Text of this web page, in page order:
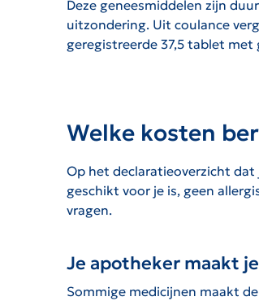
Deze geneesmiddelen zijn
uitzondering. Uit coulance
geregistreerde 37,5 tablet
Welke kosten
Op het declaratieoverzicht dat
geschikt voor je is, geen
vragen.
Je apotheker maakt
Sommige medicijnen maakt